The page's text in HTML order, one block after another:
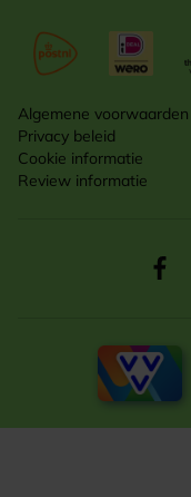
Algemene voorwaarden
Privacy beleid
Cookie informatie
Review informatie